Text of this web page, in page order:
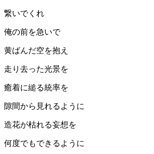
繋いでくれ
俺の前を急いで
黄ばんだ空を抱え
走り去った光景を
癒着に縋る統率を
隙間から見れるように
造花が枯れる妄想を
何度でもできるように